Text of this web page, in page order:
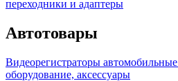
переходники и адаптеры
Автотовары
Видеорегистраторы автомобильные
оборудование, аксессуары